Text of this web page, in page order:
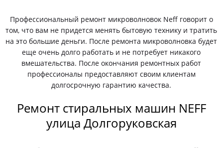
Профессиональный ремонт микроволновок Neff говорит о
том, что вам не придется менять бытовую технику и тратить
на это большие деньги. После ремонта микроволновка будет
еще очень долго работать и не потребует никакого
вмешательства. После окончания ремонтных работ
профессионалы предоставляют своим клиентам
долгосрочную гарантию качества.
Ремонт стиральных машин NEFF
улица Долгоруковская